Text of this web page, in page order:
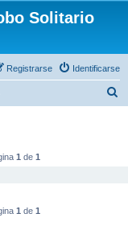
Solitario
Identificarse
Registrarse
1 de 1
1 de 1